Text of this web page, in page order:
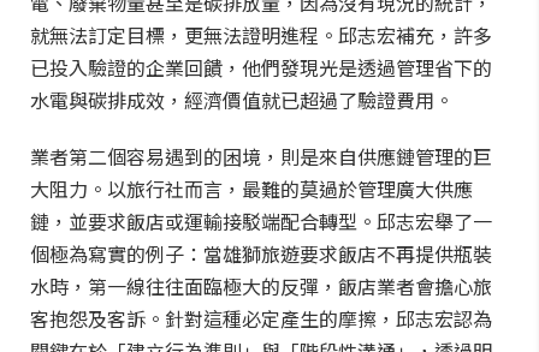
就無法訂定目標，更無法證明進程。邱志宏補充，許多
已投入驗證的企業回饋，他們發現光是透過管理省下的
水電與碳排成效，經濟價值就已超過了驗證費用。
業者第二個容易遇到的困境，則是來自供應鏈管理的巨
大阻力。以旅行社而言，最難的莫過於管理廣大供應
鏈，並要求飯店或運輸接駁端配合轉型。邱志宏舉了一
個極為寫實的例子：當雄獅旅遊要求飯店不再提供瓶裝
水時，第一線往往面臨極大的反彈，飯店業者會擔心旅
客抱怨及客訴。針對這種必定產生的摩擦，邱志宏認為